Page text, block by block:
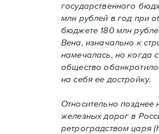
государственного
млн рублей в год при
бюджете 180 млн
Вена, изначально к
намечалась, но когда
общество
на себя ее достройку.
Относительно позднее
железных дорог в
ретроградством царя